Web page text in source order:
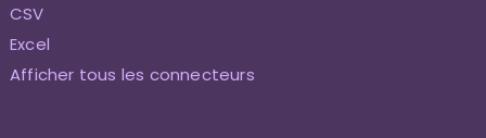
CSV
Excel
Afficher tous les connecteurs